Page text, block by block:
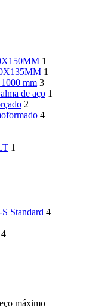
1
1
mm 3
de aço 1
2
4
1
Standard 4
4
máximo